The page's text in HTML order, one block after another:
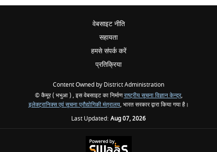
वेबसाइट नीति
सहायता
हमसे संपर्क करें
प्रतिक्रिया
Content Owned by District Administration
© कैमूर ( भभुआ ) , इस वेबसाइट का निर्माणराष्ट्रीय सूचना विज्ञान केन्द्र,
इलेक्ट्रानिक्स एवं सूचना प्रौद्योगिकी मंत्रालय, भारत सरकार द्वारा किया गया है।
Last Updated: Aug 07, 2026